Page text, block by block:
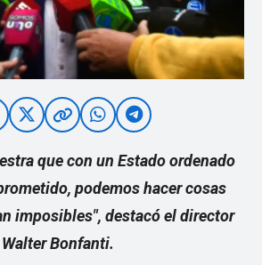
que con un Estado ordenado
podemos hacer cosas
imposibles", destacó el director
Bonfanti.